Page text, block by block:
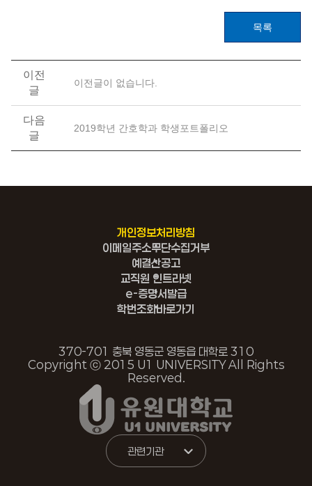
목록
이전
글
이전글이 없습니다.
다음
글
2019학년 간호학과 학생포트폴리오
개인정보처리방침
이메일주소무단수집거부
예결산공고
교직원 인트라넷
e-증명서발급
학번조회바로가기
370-701 충북 영동군 영동읍 대학로 310
Copyright ⓒ 2015 U1 UNIVERSITY All Rights
Reserved.
관련기관